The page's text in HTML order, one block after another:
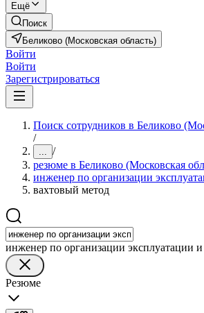
Ещё
Поиск
Беликово (Московская область)
Войти
Войти
Зарегистрироваться
Поиск сотрудников в Беликово
/
... /
резюме в Беликово (Московская
инженер по организации
вахтовый метод
инженер по организации эксплуатации
Резюме